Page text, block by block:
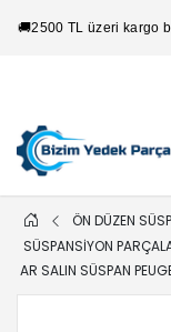
🚚2500 TL üzeri kargo
ÖN DÜZEN
SÜSPANSİYON
AR SALIN SÜSPAN